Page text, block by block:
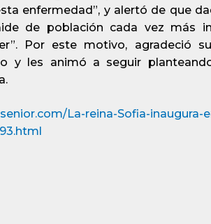
enfermedad”, y alertó de que
de población cada vez más
Por este motivo, agradeció
y les animó a seguir
La-reina-Sofia-inaugura-